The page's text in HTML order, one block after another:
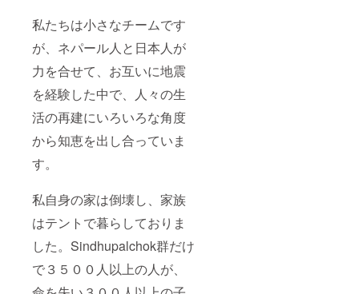
私たちは小さなチームです
が、ネパール人と日本人が
力を合せて、お互いに地震
を経験した中で、人々の生
活の再建にいろいろな角度
から知恵を出し合っていま
す。
私自身の家は倒壊し、家族
はテントで暮らしておりま
した。Sindhupalchok群だけ
で３５００人以上の人が、